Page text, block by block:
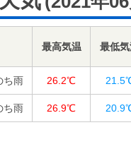
最高気温 最低
ち雨 26.2℃
ち雨 26.9℃